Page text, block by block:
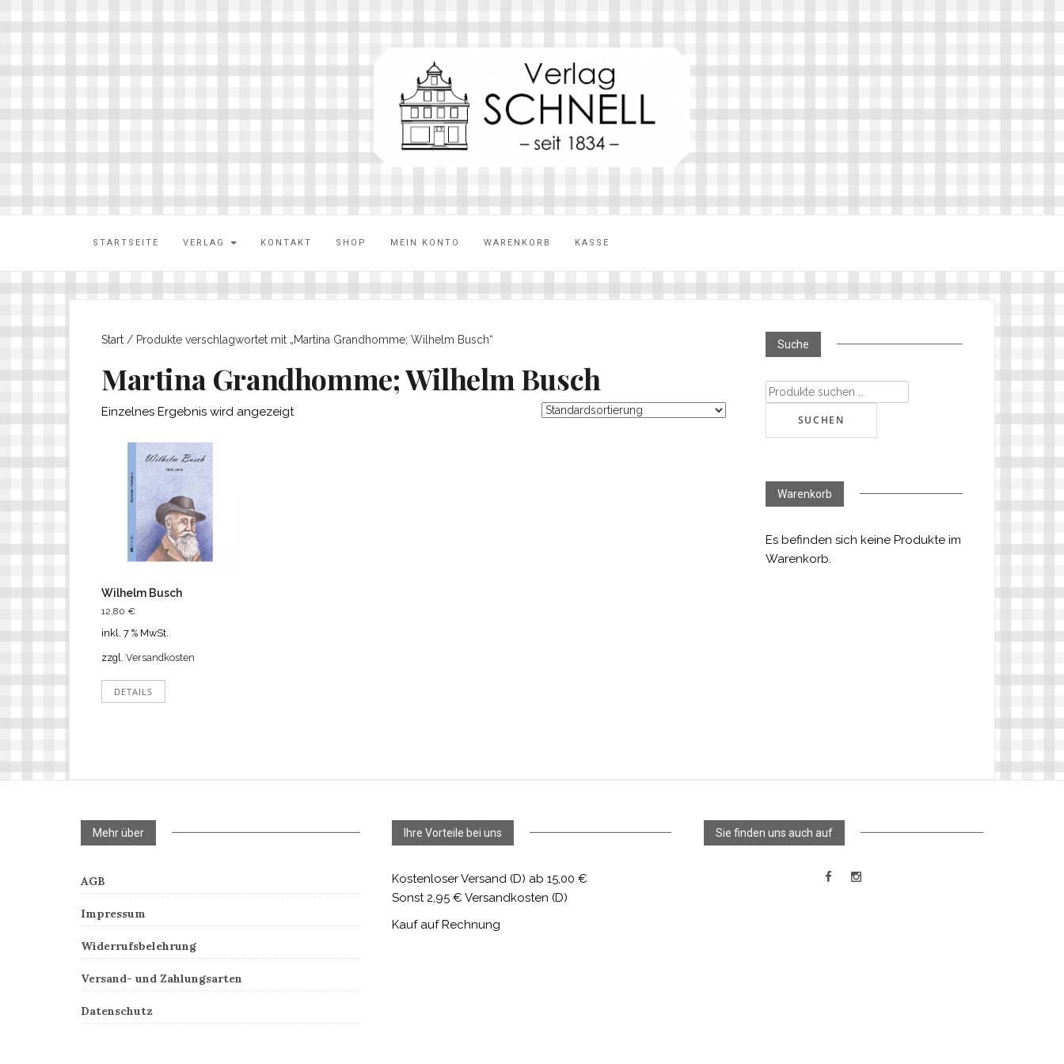
STARTSEITE VERLAG KONTAKT SHOP MEIN KONTO WARENKORB KASSE
Start / Produkte verschlagwortet mit „Martina Grandhomme; Wilhelm Busch“
Martina Grandhomme; Wilhelm Busch
Einzelnes Ergebnis wird angezeigt
Wilhelm Busch
12,80 €
inkl. 7 % MwSt.
zzgl. Versandkosten
DETAILS
Suche
Suchen
nach:
SUCHEN
Warenkorb
Es befinden sich keine Produkte im
Warenkorb.
Mehr über
AGB
Impressum
Widerrufsbelehrung
Versand- und Zahlungsarten
Datenschutz
Ihre Vorteile bei uns
Kostenloser Versand (D) ab 15,00 €
Sonst 2,95 € Versandkosten (D)
Kauf auf Rechnung
Sie finden uns auch auf